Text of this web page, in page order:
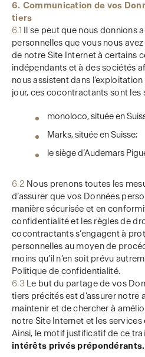
6. Communication de vos
tiers
6.1
Il se peut que nous donnions
personnelles que vous nous
de notre Site Internet à certains
indépendants et à des sociétés
nous assistent dans
jour, ces cocontractants sont les
monoloco, située en
Marks, située en Suisse;
le siège d’Audemars
6.2 Nous prenons toutes les
d’assurer que vos Données
manière sécurisée et en
confidentialité et les règles de
cocontractants s’engagent à
personnelles au moyen de
moins qu’il n’en soit prévu
Politique de confidentialité.
6.3 Le but du partage de vos
tiers précités est d’assurer notre
maintenir et de chercher à
notre Site Internet et les
Ainsi, le motif justificatif de ce
intérêts privés prépondérants.